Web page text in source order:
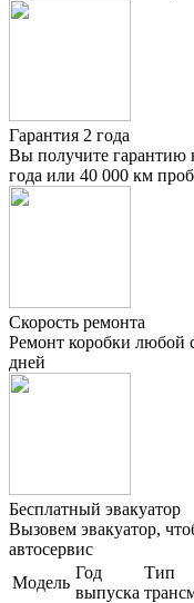
Гарантия 2 года
Вы получите гарантию
года или 40 000 км
Скорость ремонта
Ремонт коробки любой
дней
Бесплатный эвакуатор
Вызовем эвакуатор,
автосервис
Модель
Год
выпуска
Тип